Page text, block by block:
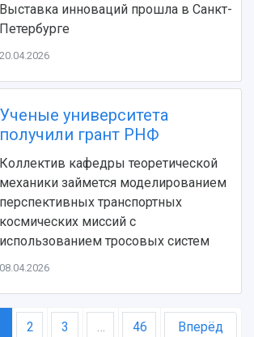
Выставка инноваций прошла в Санкт-
Петербурге
20.04.2026
Ученые университета
получили грант РНФ
Коллектив кафедры теоретической
механики займется моделированием
перспективных транспортных
космических миссий с
использованием тросовых систем
08.04.2026
2 3 … 46
Вперёд